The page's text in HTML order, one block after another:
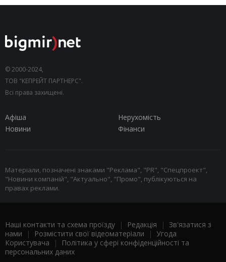
© 2000-2024,
ТОВ "КЕПРЕЙТ ПАРТНЕРС".
Всі права захищені.
Афіша
Нерухомість
Новини
Фінанси
Матеріали, позначені знаками "Реклама", "PR", "Спецпроект",
"Новини компаній", "Актуально", "Промо", публікуються на
правах реклами.
Наші контакти та схема проїзду | Редакція | Зв'язатися з
нами | Розмістити свої відеоматеріали | Угода
Користувача |
Політика у сфері конфіденційності та
персональних даних